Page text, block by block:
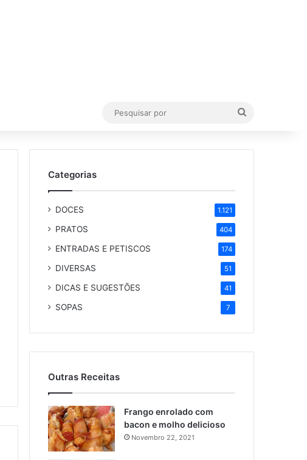
Categorias
DOCES 1.121
PRATOS 404
ENTRADAS E PETISCOS 174
DIVERSAS 51
DICAS E SUGESTÕES 41
SOPAS 7
Outras Receitas
Frango enrolado com
bacon e molho delicioso
Novembro 22, 2021